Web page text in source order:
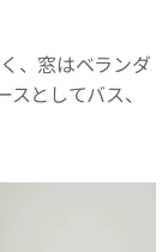
、窓はベランダ
としてバス、